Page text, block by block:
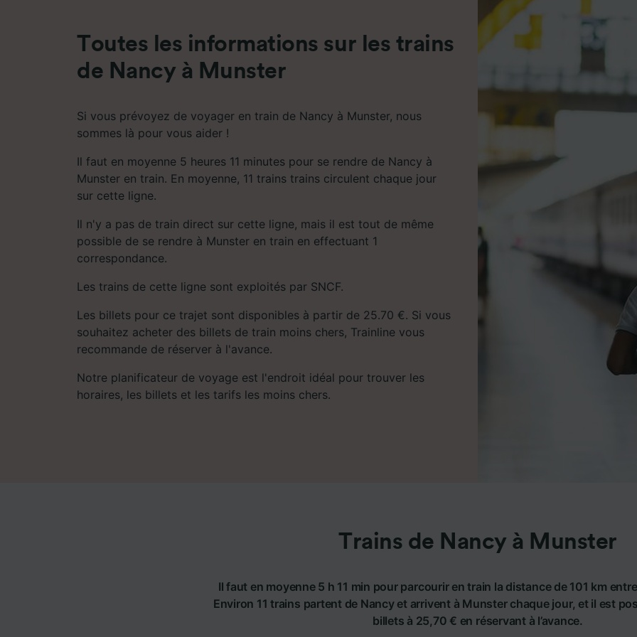
Toutes les informations sur les trains
de Nancy à Munster
Si vous prévoyez de voyager en train de Nancy à Munster, nous
sommes là pour vous aider !
Il faut en moyenne 5 heures 11 minutes pour se rendre de Nancy à
Munster en train. En moyenne, 11 trains trains circulent chaque jour
sur cette ligne.
Il n'y a pas de train direct sur cette ligne, mais il est tout de même
possible de se rendre à Munster en train en effectuant 1
correspondance.
Les trains de cette ligne sont exploités par SNCF.
Les billets pour ce trajet sont disponibles à partir de 25.70 €. Si vous
souhaitez acheter des billets de train moins chers, Trainline vous
recommande de réserver à l'avance.
Notre planificateur de voyage est l'endroit idéal pour trouver les
horaires, les billets et les tarifs les moins chers.
Trains de Nancy à Munster
Il faut en moyenne 5 h 11 min pour parcourir en train la distance de 101 km
Environ 11 trains partent de Nancy et arrivent à Munster chaque jour, et il est
billets à 25,70 € en réservant à l’avance.
Liste de nos partenaires (fournisseurs)